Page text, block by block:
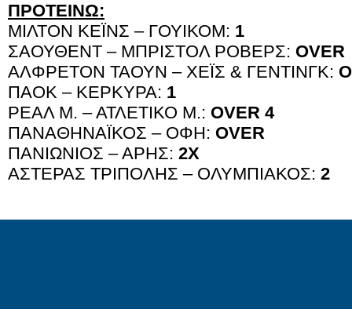
ΠΡΟΤΕΙΝΩ:
ΜΙΛΤΟΝ ΚΕΪΝΣ – ΓΟΥΙΚΟΜ: 1
ΣΑΟΥΘΕΝΤ – ΜΠΡΙΣΤΟΛ ΡΟΒΕΡΣ: OVER
ΑΛΦΡΕΤΟΝ ΤΑΟΥΝ – ΧΕΪΣ & ΓΕΝΤΙΝΓΚ:
ΠΑΟΚ – ΚΕΡΚΥΡΑ: 1
ΡΕΑΛ Μ. – ΑΤΛΕΤΙΚΟ Μ.: OVER 4
ΠΑΝΑΘΗΝΑΪΚΟΣ – ΟΦΗ: OVER
ΠΑΝΙΩΝΙΟΣ – ΑΡΗΣ: 2Χ
ΑΣΤΕΡΑΣ ΤΡΙΠΟΛΗΣ – ΟΛΥΜΠΙΑΚΟΣ: 2